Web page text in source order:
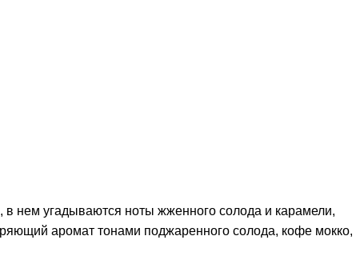
нем угадываются ноты жженного солода и карамели,
аромат тонами поджаренного солода, кофе мокко,